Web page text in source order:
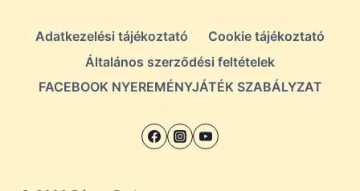
Adatkezelési tájékoztató
Cookie tájékoztató
Általános szerződési feltételek
FACEBOOK NYEREMÉNYJÁTÉK SZABÁLYZAT